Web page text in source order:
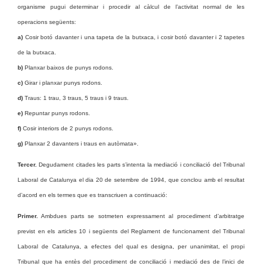
organisme pugui determinar i procedir al càlcul de l’activitat normal de les
operacions següents:
a) Cosir botó davanter i una tapeta de la butxaca, i cosir botó davanter i 2 tapetes
de la butxaca.
b) Planxar baixos de punys rodons.
c) Girar i planxar punys rodons.
d) Traus: 1 trau, 3 traus, 5 traus i 9 traus.
e) Repuntar punys rodons.
f) Cosir interiors de 2 punys rodons.
g) Planxar 2 davanters i traus en autòmata».
Tercer. Degudament citades les parts s’intenta la mediació i conciliació del Tribunal
Laboral de Catalunya el dia 20 de setembre de 1994, que conclou amb el resultat
d’acord en els termes que es transcriuen a continuació:
Primer. Ambdues parts se sotmeten expressament al procediment d’arbitratge
previst en els articles 10 i següents del Reglament de funcionament del Tribunal
Laboral de Catalunya, a efectes del qual es designa, per unanimitat, el propi
Tribunal que ha entès del procediment de conciliació i mediació des de l’inici de